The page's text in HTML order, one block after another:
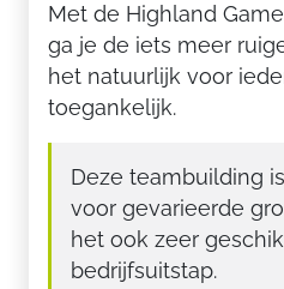
Met de Highland
ga je de iets meer
het natuurlijk voor
toegankelijk.
Deze teambuilding
voor gevarieerde
het ook zeer
bedrijfsuitstap.